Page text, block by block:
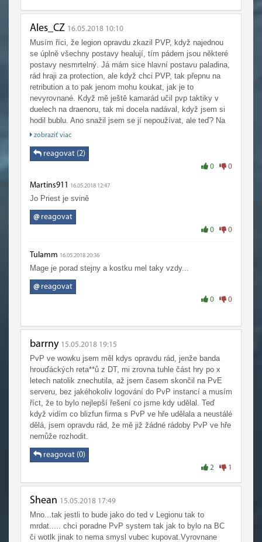
Ales_CZ 16.05.2018 10:10
Musím říci, že legion opravdu zkazil PVP, když najednou
se úplně všechny postavy healují, tím pádem jsou některé
postavy nesmrtelný. Já mám sice hlavní postavu paladina,
rád hraji za protection, ale když chci PVP, tak přepnu na
retribution a to pak jenom mohu koukat, jak je to
nevyrovnané. Když mě ještě kamarád učil pvp taktiky v
duelech na draenoru, tak mi docela nadával, když jsem si
hodil bublu. Ano snažil jsem se jí nepoužívat, ale teď? Na
legionu, chci zabít mága a on má najednou taky bublu, je
uteče díky svému portu na který má o dost menší
cooldown než já na kobylu. Já se pak cítím naprosto
a protekce proti fyzickému dmg je k ničemu a na vše
dlouhé cooldown? Spell na hrál na maximum HP s
cooldown několika násobně delším než bude trvat boj, ve
kterém moc šancí nemám? Co to je? Jako nesmrtelná
postava je Priest, protože ten.ma absorpční bublu, kterou
málo šancí na úspěch. Ještě k BG, jsem si tam všiml, že
někomu to sníží HP ale přitom jiný hráč, se stejnou
přibližně stejný ilvl. Jak je to možné?
zobraziť viac
reagovat (2)
0 0
Martins911 16.05.2018 12:47
Jo Priest je svině
@reagovat
0 0
Tulamm 16.05.2018 20:36
Mage je porad stejny a kostku mel taky vzdy...
@reagovat
0 0
barrny 15.05.2018 19:15
PvP ve wowku jsem měl kdys opravdu rád, jenže banda
hrouďáckých reta**ů z DT, mi zrovna tuhle část hry po x
letech natolik znechutila, až jsem časem skončil na PvE
serveru, bez jakéhokoliv logování do PvP instancí a musím
říct, že to bylo nejlepší řešení co jsme kdy udělal. Teď
když vidím co blizfun firma s PvP ve hře udělala a neustálé
dělá, jsem opravdu rád, že mě již žádné rádoby PvP ve hře
nemůže rozhodit.
reagovat (0)
2 1
Shean 15.05.2018 17:49
Mno...tak jestli to bude jako do ted v Legionu tak to
mrdat..... chci poradne PvP system tak jak to bylo na BC
či wotlk jinak to nema smysl vubec kupovat.Vyrovnane